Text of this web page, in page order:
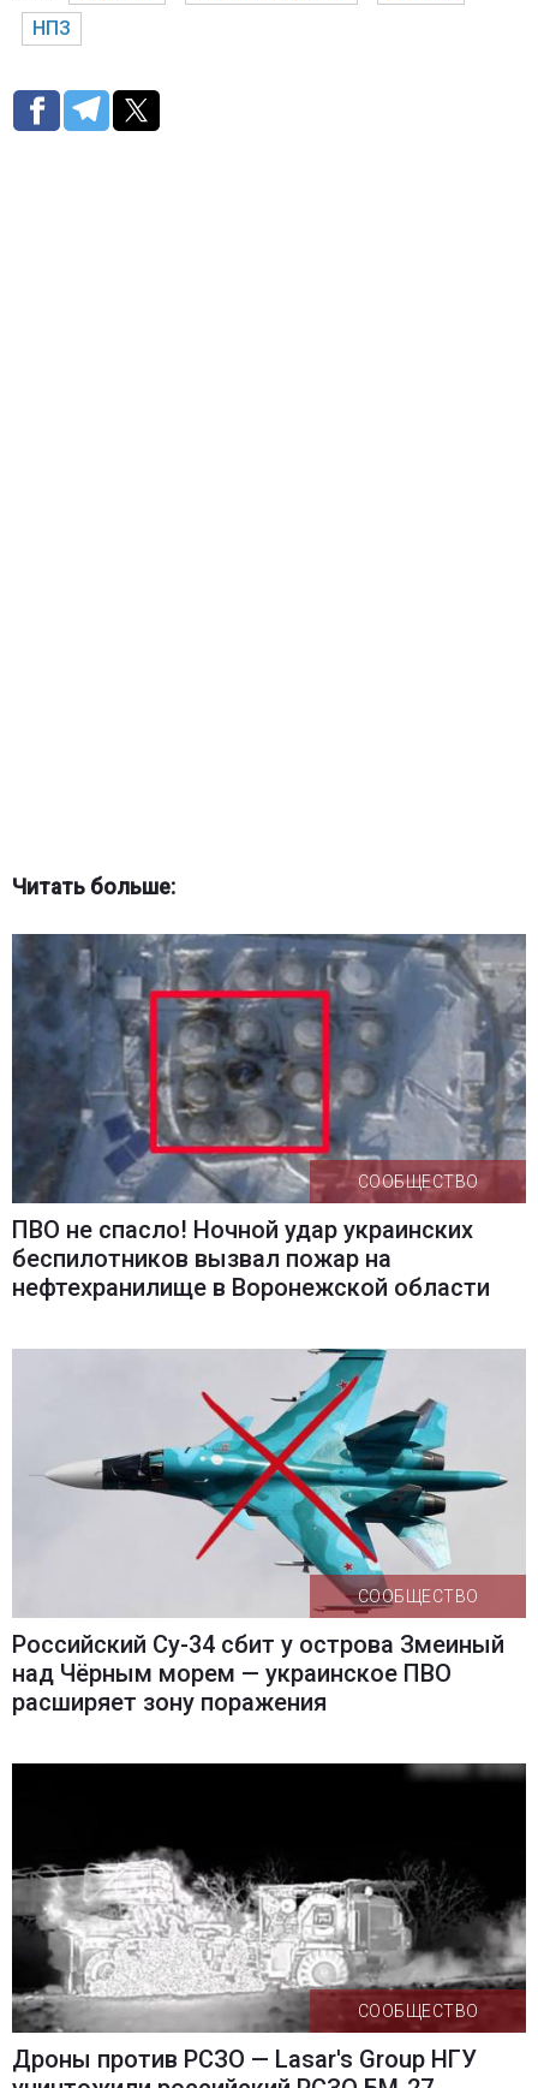
НПЗ
Читать больше:
СООБЩЕСТВО
ПВО не спасло! Ночной удар украинских
беспилотников вызвал пожар на
нефтехранилище в Воронежской области
СООБЩЕСТВО
Российский Су-34 сбит у острова Змеиный
над Чёрным морем — украинское ПВО
расширяет зону поражения
СООБЩЕСТВО
Дроны против РСЗО — Lasar's Group НГУ